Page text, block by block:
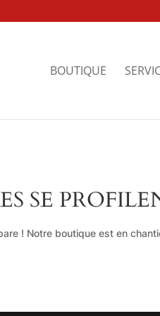
BOUTIQUE
SE
! Notre boutique est en